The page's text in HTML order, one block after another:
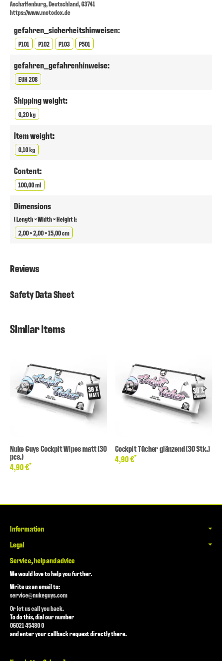
Aschaffenburg, Deutschland, 63741
https://www.motodox.de
gefahren_sicherheitshinweisen:
P101 P102 P103 P501
gefahren_gefahrenhinweise:
EUH 208
Shipping weight:
0,20 kg
Item weight:
0,10 kg
Content:
100,00 ml
Dimensions
( Length × Width × Height ):
2,00 × 2,00 × 15,00 cm
Reviews
Safety Data Sheet
Similar items
Nuke Guys Cockpit Wipes matt (30
pcs.)
4,90 €*
Cockpit Tücher glänzend (30 Stk.)
4,90 €*
Information
Legal
Service, help and advice
We would love to help you further.
Write us an email to:
service@nukeguys.com
Or let us call you back.
To do this, dial our number
06021 45480 0
and enter your callback request directly there.